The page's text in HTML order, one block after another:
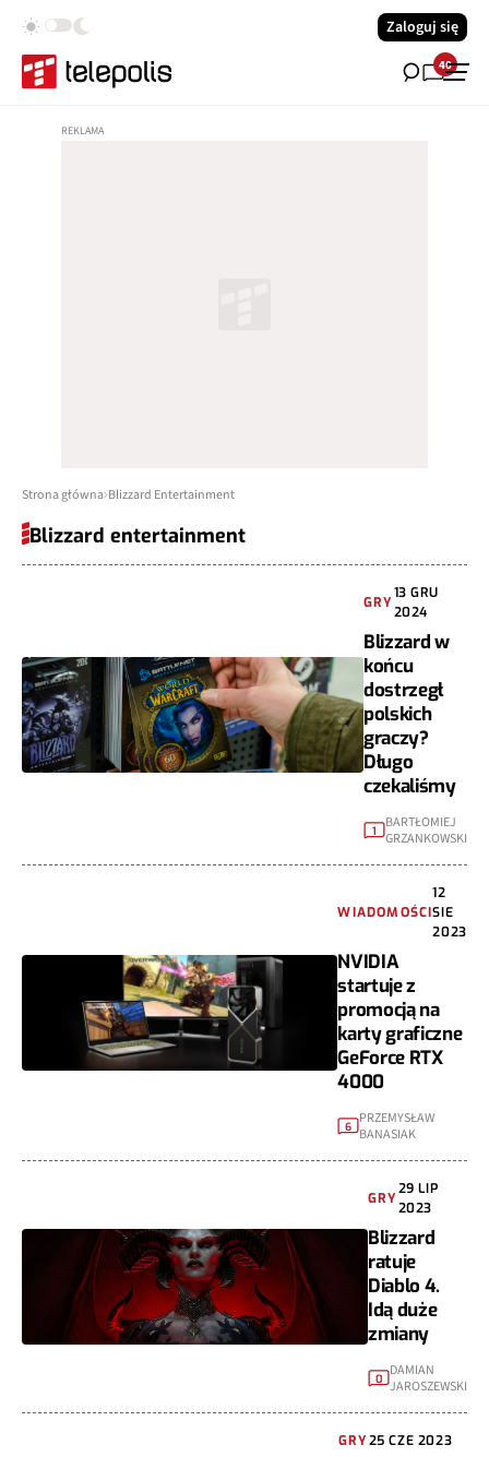
Zaloguj się
40
Strona główna Blizzard Entertainment
Blizzard entertainment
GRY
13 GRU
2024
Blizzard w
końcu
dostrzegł
polskich
graczy?
Długo
czekaliśmy
1
BARTŁOMIEJ
GRZANKOWSKI
WIADOMOŚCI
12
SIE
2023
NVIDIA
startuje z
promocją na
karty graficzne
GeForce RTX
4000
6
PRZEMYSŁAW
BANASIAK
GRY
29 LIP
2023
Blizzard
ratuje
Diablo 4.
Idą duże
zmiany
0
DAMIAN
JAROSZEWSKI
GRY25 CZE 2023